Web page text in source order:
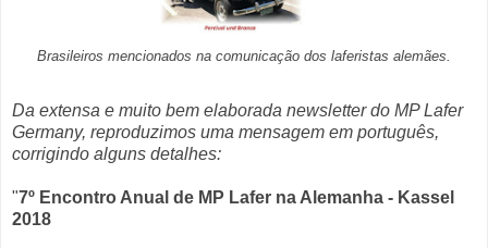
Brasileiros mencionados na comunicação dos laferistas alemães.
Da extensa e muito bem elaborada newsletter do MP Lafer
Germany, reproduzimos uma mensagem em português,
corrigindo alguns detalhes:
"7º Encontro Anual de MP Lafer na Alemanha - Kassel
2018